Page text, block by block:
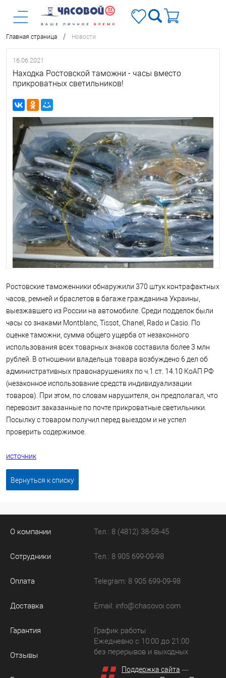
Главная страница / Новости
16.06.2021
Находка Ростовской таможни - часы вместо
прикроватных светильников!
Ростовские таможенники обнаружили 370 штук контрафактных
часов, ремней и браслетов в багаже гражданина Украины,
выезжавшего из России на автомобиле. Среди подделок были
часы со знаками Montblanc, Tissot, Chanel, Rado и Casio. По
оценке таможни, сумма общего ущерба от незаконного
использования всех товарных знаков составила более 3 млн
рублей. В отношении владельца товара возбуждено 6 дел об
административных правонарушениях по ч.1 ст. 14.10 КоАП РФ
(незаконное использование средств индивидуализации
товаров). При этом, по словам нарушителя, он предполагал, что
перевозит заказанные по почте прикроватные светильники.
Посылку с товаром получил перед выездом и не успел
проверить содержимое.
источник
Вернуться к списку
О компании
Сотрудники
Оплата
Доставка
Гарантия
Отзывы
Тел.: 8 (4812) 38-58-45
Тел.: 8 905 699-09-98
Telegram: 8 905 699-09-98
Email: info@chasovoi.com
График работы
Ежедневно с 10:00 до 21:00
без перерывов и выходных
Поддержка сайта —